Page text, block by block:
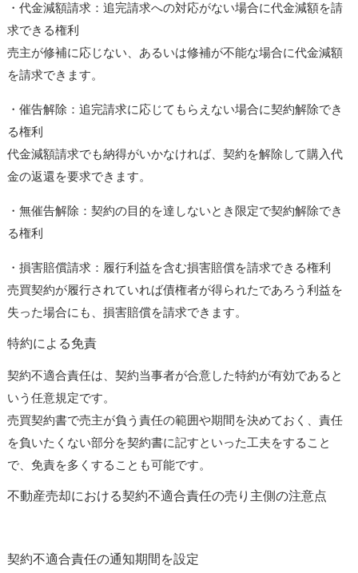
・代金減額請求：追完請求への対応がない場合に代金減額を請
求できる権利
売主が修補に応じない、あるいは修補が不能な場合に代金減額
を請求できます。
・催告解除：追完請求に応じてもらえない場合に契約解除でき
る権利
代金減額請求でも納得がいかなければ、契約を解除して購入代
金の返還を要求できます。
・無催告解除：契約の目的を達しないとき限定で契約解除でき
る権利
・損害賠償請求：履行利益を含む損害賠償を請求できる権利
売買契約が履行されていれば債権者が得られたであろう利益を
失った場合にも、損害賠償を請求できます。
特約による免責
契約不適合責任は、契約当事者が合意した特約が有効であると
いう任意規定です。
売買契約書で売主が負う責任の範囲や期間を決めておく、責任
を負いたくない部分を契約書に記すといった工夫をすること
で、免責を多くすることも可能です。
不動産売却における契約不適合責任の売り主側の注意点
契約不適合責任の通知期間を設定